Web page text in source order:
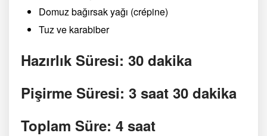
Domuz bağırsak yağı (crépine)
Tuz ve karabiber
Hazırlık Süresi: 30 dakika
Pişirme Süresi: 3 saat 30 dakika
Toplam Süre: 4 saat